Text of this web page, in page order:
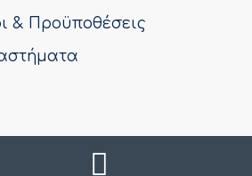
& Προϋποθέσεις